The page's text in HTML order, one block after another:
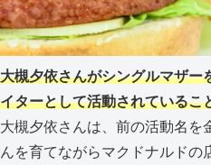
大槻夕依さんがシングルマザー
イターとして活動されているこ
大槻夕依さんは、前の活動名を
んを育てながらマクドナルドの